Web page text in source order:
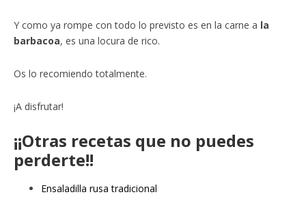
Y como ya rompe con todo lo previsto es en la carne a la
barbacoa, es una locura de rico.
Os lo recomiendo totalmente.
¡A disfrutar!
¡¡Otras recetas que no puedes
perderte!!
Ensaladilla rusa tradicional